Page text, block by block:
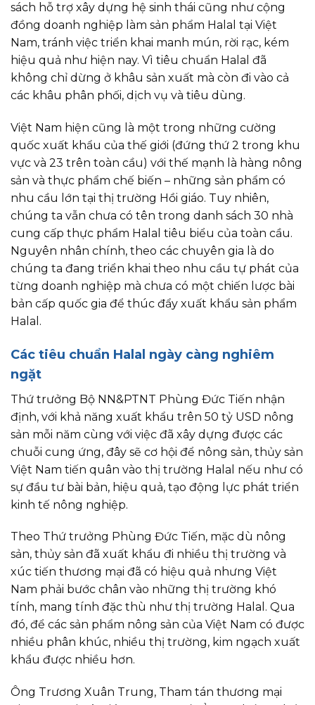
sách hỗ trợ xây dựng hệ sinh thái cũng như cộng
đồng doanh nghiệp làm sản phẩm Halal tại Việt
Nam, tránh việc triển khai manh mún, rời rạc, kém
hiệu quả như hiện nay. Vì tiêu chuẩn Halal đã
không chỉ dừng ở khâu sản xuất mà còn đi vào cả
các khâu phân phối, dịch vụ và tiêu dùng.
Việt Nam hiện cũng là một trong những cường
quốc xuất khẩu của thế giới (đứng thứ 2 trong khu
vực và 23 trên toàn cầu) với thế mạnh là hàng nông
sản và thực phẩm chế biến – những sản phẩm có
nhu cầu lớn tại thị trường Hồi giáo. Tuy nhiên,
chúng ta vẫn chưa có tên trong danh sách 30 nhà
cung cấp thực phẩm Halal tiêu biểu của toàn cầu.
Nguyên nhân chính, theo các chuyên gia là do
chúng ta đang triển khai theo nhu cầu tự phát của
từng doanh nghiệp mà chưa có một chiến lược bài
bản cấp quốc gia để thúc đẩy xuất khẩu sản phẩm
Halal.
Các tiêu chuẩn Halal ngày càng nghiêm
ngặt
Thứ trưởng Bộ NN&PTNT Phùng Đức Tiến nhận
định, với khả năng xuất khẩu trên 50 tỷ USD nông
sản mỗi năm cùng với việc đã xây dựng được các
chuỗi cung ứng, đây sẽ cơ hội để nông sản, thủy sản
Việt Nam tiến quân vào thị trường Halal nếu như có
sự đầu tư bài bản, hiệu quả, tạo động lực phát triển
kinh tế nông nghiệp.
Theo Thứ trưởng Phùng Đức Tiến, mặc dù nông
sản, thủy sản đã xuất khẩu đi nhiều thị trường và
xúc tiến thương mại đã có hiệu quả nhưng Việt
Nam phải bước chân vào những thị trường khó
tính, mang tính đặc thù như thị trường Halal. Qua
đó, để các sản phẩm nông sản của Việt Nam có được
nhiều phân khúc, nhiều thị trường, kim ngạch xuất
khẩu được nhiều hơn.
Ông Trương Xuân Trung, Tham tán thương mại